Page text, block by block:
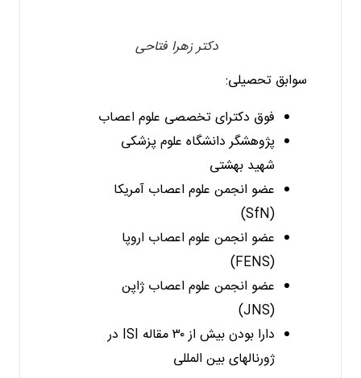
دکتر زهرا فتاحی
سوابق تحصیلی:
فوق دکترای تخصصی علوم اعصاب
پژوهشگر دانشگاه علوم پزشکی
شهید بهشتی
عضو انجمن علوم اعصاب آمریکا
(SfN)
عضو انجمن علوم اعصاب اروپا
(FENS)
عضو انجمن علوم اعصاب ژاپن
(JNS)
دارا بودن بیش از ۳۰ مقاله ISI در
ژورنالهای بین المللی